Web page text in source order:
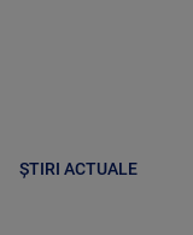
ȘTIRI ACTUALE